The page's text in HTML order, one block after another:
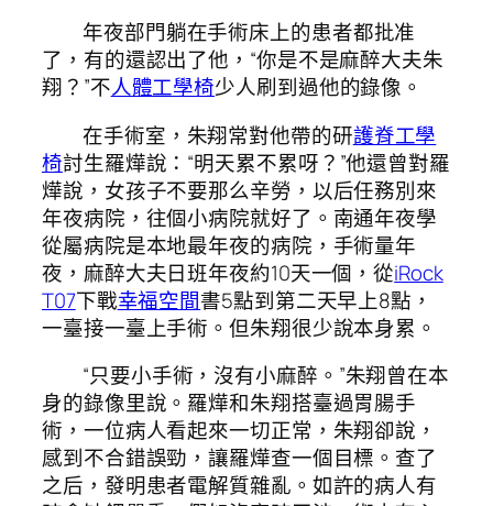
年夜部門躺在手術床上的患者都批准
了，有的還認出了他，“你是不是麻醉大夫朱
翔？”不人體工學椅少人刷到過他的錄像。
在手術室，朱翔常對他帶的研護脊工學
椅討生羅燁說：“明天累不累呀？”他還曾對羅
燁說，女孩子不要那么辛勞，以后任務別來
年夜病院，往個小病院就好了。南通年夜學
從屬病院是本地最年夜的病院，手術量年
夜，麻醉大夫日班年夜約10天一個，從iRock
T07下戰幸福空間書5點到第二天早上8點，
一臺接一臺上手術。但朱翔很少說本身累。
“只要小手術，沒有小麻醉。”朱翔曾在本
身的錄像里說。羅燁和朱翔搭臺過胃腸手
術，一位病人看起來一切正常，朱翔卻說，
感到不合錯誤勁，讓羅燁查一個目標。查了
之后，發明患者電解質雜亂。如許的病人有